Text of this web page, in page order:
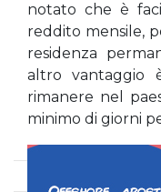
notato che è
reddito mensile,
residenza
altro vantaggio
rimanere nel
minimo di giorni